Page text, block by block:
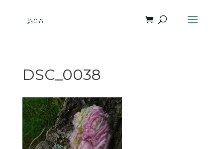
DSC_0038